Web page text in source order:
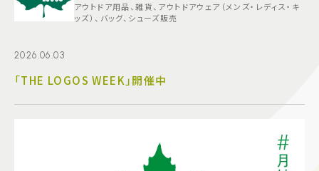
グルメ＆フード
アウトドア用品、雑貨、アウトドアウェア（メンズ・レディス・キ
ッズ）、バッグ、シューズ販売
2026.06.03
「THE LOGOS WEEK」開催中